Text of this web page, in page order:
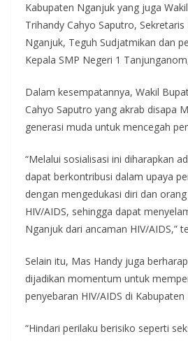
Kabupaten Nganjuk yang juga
Trihandy Cahyo Saputro, Sekretaris
Nganjuk, Teguh Sudjatmikan dan
Kepala SMP Negeri 1
Dalam kesempatannya, Wakil
Cahyo Saputro yang akrab disapa
generasi muda untuk mencegah
“Melalui sosialisasi ini diharapkan
dapat berkontribusi dalam upaya
dengan mengedukasi diri dan
HIV/AIDS, sehingga dapat
Nganjuk dari ancaman HIV/AIDS,”
Selain itu, Mas Handy juga
dijadikan momentum untuk
penyebaran HIV/AIDS di Kabupaten
“Hindari perilaku berisiko seperti